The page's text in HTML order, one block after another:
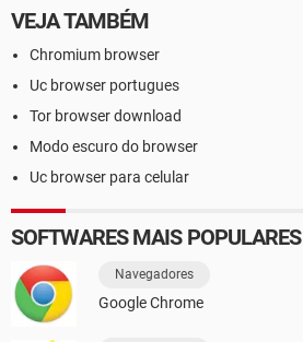
VEJA TAMBÉM
Chromium browser
Uc browser portugues
Tor browser download
Modo escuro do browser
Uc browser para celular
SOFTWARES MAIS POPULARES
Navegadores
Google Chrome